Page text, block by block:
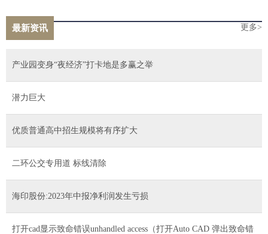
最新资讯 更多>
产业园变身“夜经济”打卡地是多赢之举
潜力巨大
优质普通高中招生规模将有序扩大
二环公交专用道 标线清除
海印股份:2023年中报净利润发生亏损
打开cad显示致命错误unhandled access（打开Auto CAD 弹出致命错